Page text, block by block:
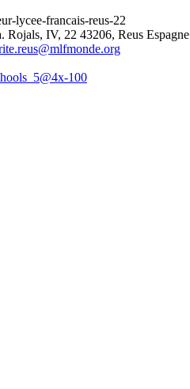
Rojals, IV, 22 43206, Reus Espagne